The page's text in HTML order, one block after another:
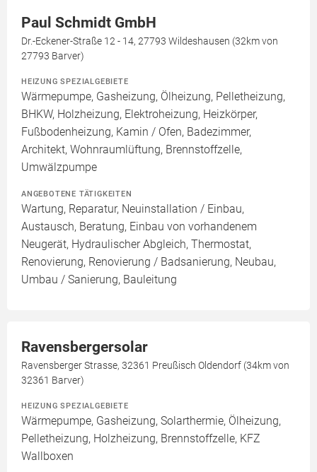
Paul Schmidt GmbH
Dr.-Eckener-Straße 12 - 14, 27793 Wildeshausen (32km von
27793 Barver)
HEIZUNG SPEZIALGEBIETE
Wärmepumpe, Gasheizung, Ölheizung, Pelletheizung,
BHKW, Holzheizung, Elektroheizung, Heizkörper,
Fußbodenheizung, Kamin / Ofen, Badezimmer,
Architekt, Wohnraumlüftung, Brennstoffzelle,
Umwälzpumpe
ANGEBOTENE TÄTIGKEITEN
Wartung, Reparatur, Neuinstallation / Einbau,
Austausch, Beratung, Einbau von vorhandenem
Neugerät, Hydraulischer Abgleich, Thermostat,
Renovierung, Renovierung / Badsanierung, Neubau,
Umbau / Sanierung, Bauleitung
Ravensbergersolar
Ravensberger Strasse, 32361 Preußisch Oldendorf (34km von
32361 Barver)
HEIZUNG SPEZIALGEBIETE
Wärmepumpe, Gasheizung, Solarthermie, Ölheizung,
Pelletheizung, Holzheizung, Brennstoffzelle, KFZ
Wallboxen